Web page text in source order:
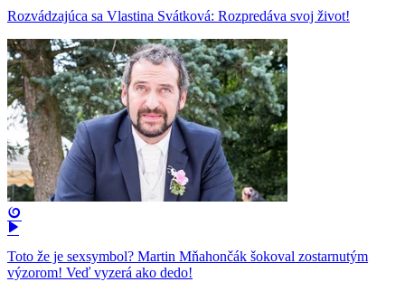
Rozvádzajúca sa Vlastina Svátková: Rozpredáva svoj život!
Toto že je sexsymbol? Martin Mňahončák šokoval zostarnutým
výzorom! Veď vyzerá ako dedo!